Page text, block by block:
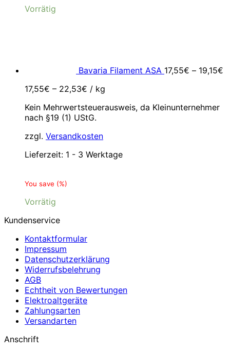
Vorrätig
Bavaria Filament ASA 17,55€ – 19,15€
17,55€ – 22,53€ / kg
Kein Mehrwertsteuerausweis, da Kleinunternehmer
nach §19 (1) UStG.
zzgl. Versandkosten
Lieferzeit: 1 - 3 Werktage
You save (%)
Vorrätig
Kundenservice
Kontaktformular
Impressum
Datenschutzerklärung
Widerrufsbelehrung
AGB
Echtheit von Bewertungen
Elektroaltgeräte
Zahlungsarten
Versandarten
Anschrift